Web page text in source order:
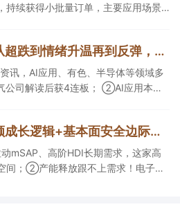
持续获得小批量订单，主要应用场景
接细胞与基因治疗产品商业化受托生
买入。
【九点特供周回顾】从超跌到情绪升温再到反弹，栏目梳理AI应用题材逻辑，AI教育人气公司解读后获4连板
讯，AI应用、有色、半导体等领域多
后获4连板； ②AI应用本周
家核心公司双双涨停。
【风口研报回顾】兼顾成长逻辑+基本面安全边际！王牌自营前瞻覆盖“pcb+MLCC+电子布”，梳理AI产业链优质标的“深坑起跳”
mSAP、高阶HDI长期需求，这家高
间；②产能释放跟不上需求！电子布
营前瞻捕捉“预期差”，3日大涨